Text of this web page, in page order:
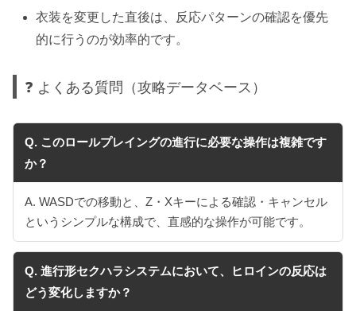
衣装を変更した直後は、反応パターンの確認を優先
的に行うのが効率的です。
❓ よくある質問（攻略データベース）
Q. このロールプレイングの進行に必要な操作は複雑です
か？
A. WASDでの移動と、Z・Xキーによる確認・キャンセル
というシンプルな構成で、直感的な操作が可能です。
Q. 進行形セクハラシステムにおいて、ヒロインの反応は
どう変化しますか？